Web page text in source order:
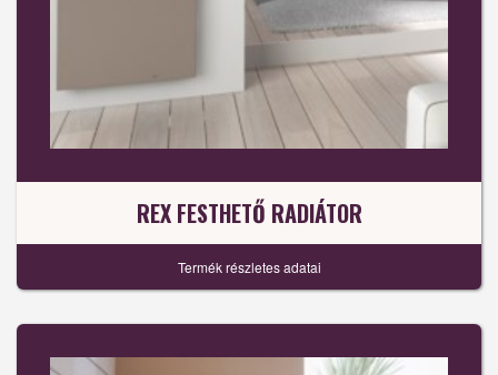
REX FESTHETŐ RADIÁTOR
Termék részletes adatai